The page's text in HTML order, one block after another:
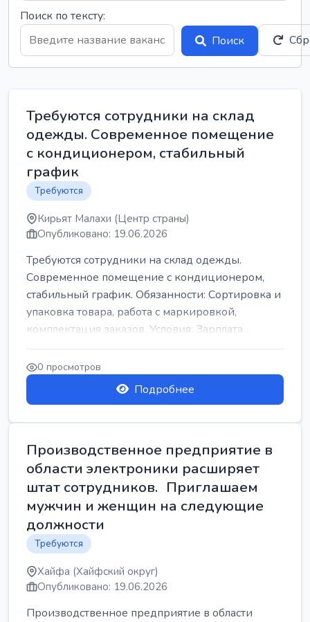
Поиск по тексту:
Поиск
Требуются сотрудники на склад
одежды. Современное помещение
с кондиционером, стабильный
график
Требуются
Кирьят Малахи (Центр страны)
Опубликовано: 19.06.2026
Требуются сотрудники на склад одежды.
Современное помещение с кондиционером,
стабильный график. Обязанности: Сортировка и
упаковка товара, работа с маркировкой,
комплектация заказов. Условия: Зарплата...
0 просмотров
Подробнее
Производственное предприятие в
области электроники расширяет
штат сотрудников. Приглашаем
мужчин и женщин на следующие
должности
Требуются
Хайфа (Хайфский округ)
Опубликовано: 19.06.2026
Производственное предприятие в области